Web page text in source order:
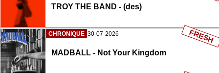
TROY THE BAND - (des)
CHRONIQUE 30-07-2026
MADBALL - Not Your Kingdom
FRESH